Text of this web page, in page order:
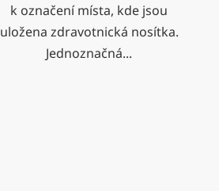
k označení místa, kde jsou
uložena zdravotnická nosítka.
Jednoznačná...